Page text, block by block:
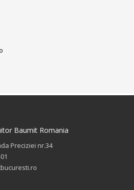
Baumit Romania
Preciziei nr.34